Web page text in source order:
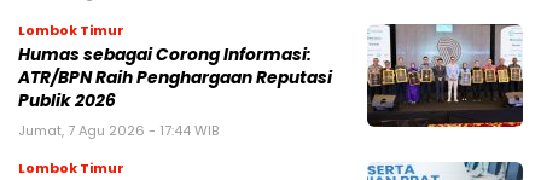
Lombok Timur
Humas sebagai Corong Informasi:
ATR/BPN Raih Penghargaan Reputasi
Publik 2026
Jumat, 7 Agu 2026 - 17:44 WIB
Lombok Timur